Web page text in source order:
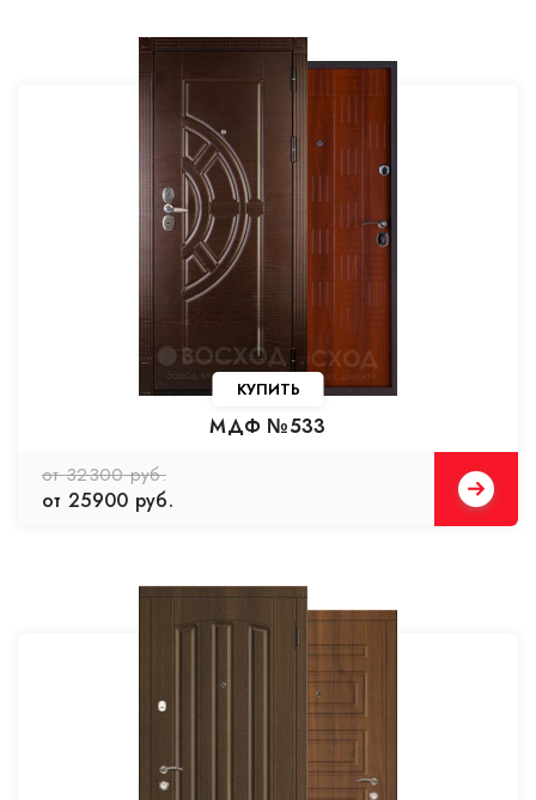
КУПИТЬ
МДФ №533
от 32300 руб.
от 25900 руб.